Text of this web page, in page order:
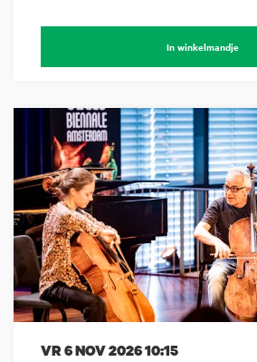
In winkelmandje
VR 6 NOV 202610:15